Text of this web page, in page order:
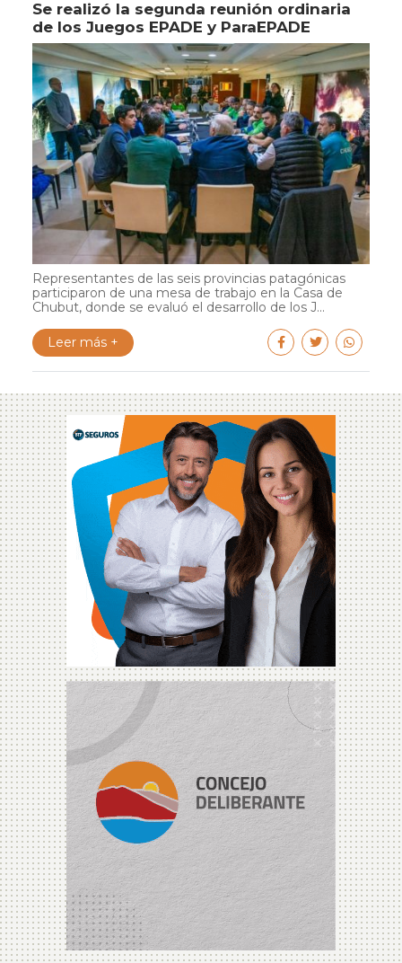
Se realizó la segunda reunión ordinaria
de los Juegos EPADE y ParaEPADE
Representantes de las seis provincias patagónicas
participaron de una mesa de trabajo en la Casa de
Chubut, donde se evaluó el desarrollo de los J...
Leer más +